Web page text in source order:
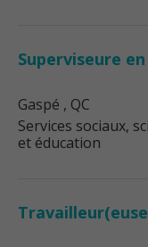
Superviseure
Gaspé , QC
Services sociaux,
et éducation